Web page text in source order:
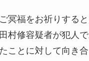
冥福をお祈りする
村修容疑者が犯人
ことに対して向き